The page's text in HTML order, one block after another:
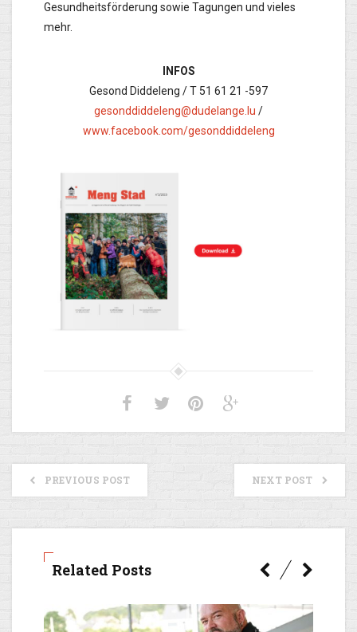
Gesundheitsförderung sowie Tagungen und vieles
mehr.
INFOS
Gesond Diddeleng / T 51 61 21 -597
gesonddiddeleng@dudelange.lu /
www.facebook.com/gesonddiddeleng
PREVIOUS POST NEXT POST
Related Posts